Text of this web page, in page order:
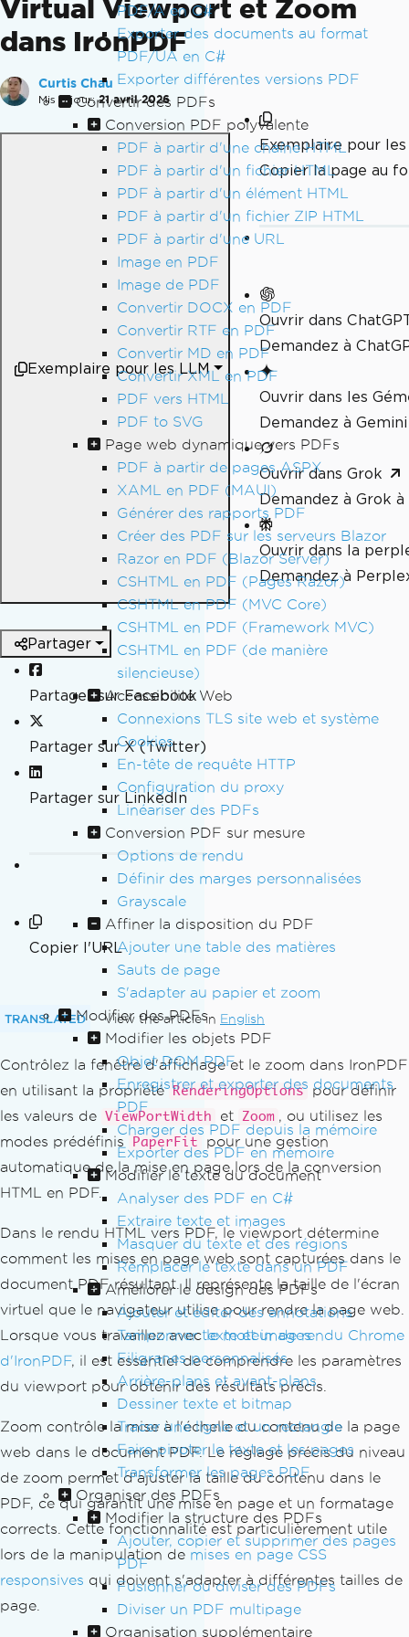
PDF/A en C#
Exporter des documents au format
PDF/UA en C#
Exporter différentes versions PDF
Convertir des PDFs
Conversion PDF polyvalente
PDF à partir d'une chaîne HTML
PDF à partir d'un fichier HTML
PDF à partir d'un élément HTML
PDF à partir d'un fichier ZIP HTML
PDF à partir d'une URL
Image en PDF
Image de PDF
Convertir DOCX en PDF
Convertir RTF en PDF
Convertir MD en PDF
Convertir XML en PDF
PDF vers HTML
PDF to SVG
Page web dynamique vers PDFs
PDF à partir de pages ASPX
XAML en PDF (MAUI)
Générer des rapports PDF
Créer des PDF sur les serveurs Blazor
Razor en PDF (Blazor Server)
CSHTML en PDF (Pages Razor)
CSHTML en PDF (MVC Core)
CSHTML en PDF (Framework MVC)
CSHTML en PDF (de manière
silencieuse)
Accessibilité Web
Connexions TLS site web et système
Cookies
En-tête de requête HTTP
Configuration du proxy
Linéariser des PDFs
Conversion PDF sur mesure
Options de rendu
Définir des marges personnalisées
Grayscale
Affiner la disposition du PDF
Ajouter une table des matières
Sauts de page
S'adapter au papier et zoom
Modifier des PDFs
Modifier les objets PDF
Objet DOM PDF
Enregistrer et exporter des documents
PDF
Charger des PDF depuis la mémoire
Exporter des PDF en mémoire
Modifier le texte du document
Analyser des PDF en C#
Extraire texte et images
Masquer du texte et des régions
Remplacer le texte dans un PDF
Améliorer le design des PDFs
Ajouter et éditer des annotations
Tamponner texte et images
Filigranes personnalisés
Arrière-plans et avant-plans
Dessiner texte et bitmap
Tracer une ligne et un rectangle
Faire pivoter le texte et les pages
Transformer les pages PDF
Organiser des PDFs
Modifier la structure des PDFs
Ajouter, copier et supprimer des pages
PDF
Fusionner ou diviser des PDFs
Diviser un PDF multipage
Organisation supplémentaire
Virtual Viewport et Zoom
dans IronPDF
Curtis Chau
Mis à jour: 21 avril 2026
Exemplaire pour les LLM
Exemplaire pour les
Copier la page au
Ouvrir dans
Demandez à
Ouvrir dans les
Demandez à
Ouvrir dans Grok
Demandez à Grok
Ouvrir dans la
Demandez à
Partager
Partager sur Facebook
Partager sur X (Twitter)
Partager sur LinkedIn
Copier l'URL
TRANSLATED View the article in English
Contrôlez la fenêtre d'affichage et le zoom dans IronPDF
en utilisant la propriété RenderingOptions
pour définir
les valeurs de ViewPortWidth et Zoom , ou utilisez les
modes prédéfinis
PaperFit
pour une gestion
automatique de la mise en page lors de la conversion
HTML en PDF.
Dans le rendu HTML vers PDF, le viewport détermine
comment les mises en page web sont capturées dans le
document PDF résultant. Il représente la taille de l'écran
virtuel que le navigateur utilise pour rendre la page web.
Lorsque vous travaillez avecle moteur de rendu Chrome
d'IronPDF, il est essentiel de comprendre les paramètres
du viewport pour obtenir des résultats précis.
Zoom contrôle la mise à l'échelle du contenu de la page
web dans le document PDF. Le réglage précis du niveau
de zoom permet d'ajuster la taille du contenu dans le
PDF, ce qui garantit une mise en page et un formatage
corrects. Cette fonctionnalité est particulièrement utile
lors de la manipulation de mises en page CSS
responsives qui doivent s'adapter à différentes tailles de
page.